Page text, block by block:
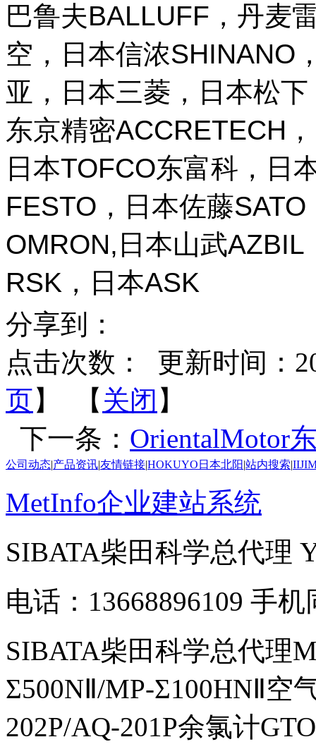
巴鲁夫BALLUFF，丹麦
空，日本信浓SHINANO
亚，日本三菱，日本松
东京精密ACCRETECH
日本TOFCO东富科，日
FESTO，日本佐藤
OMRON,日本山武
RSK，日本ASK
分享到：
点击次数：
更新时间：
页】 【 关闭 】
下一条： OrientalMotor
公司动态 产品资讯友情链接HOKUYO日本北阳 站内搜索
MetInfo企业建站系统
SIBATA柴田科学总代理
电话：13668896109 手机
SIBATA柴田科学总代理
Σ500NⅡ/MP-Σ100HNⅡ空
202P/AQ-201P余氯计